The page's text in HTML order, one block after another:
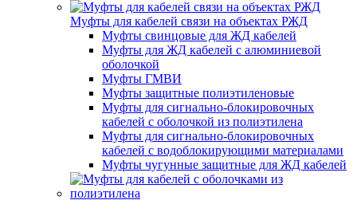
Муфты для кабелей связи на объектах РЖД
Муфты свинцовые для ЖД кабелей
Муфты для ЖД кабелей с алюминиевой
оболочкой
Муфты ГМВИ
Муфты защитные полиэтиленовые
Муфты для сигнально-блокировочных
кабелей с оболочкой из полиэтилена
Муфты для сигнально-блокировочных
кабелей с водоблокирующими материалами
Муфты чугунные защитные для ЖД кабелей